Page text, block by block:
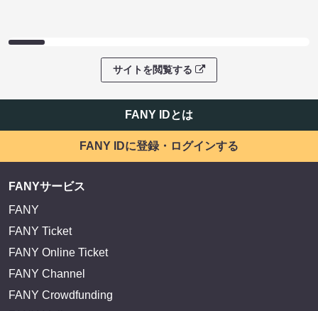
サイトを閲覧する
FANY IDとは
FANY IDに登録・ログインする
FANYサービス
FANY
FANY Ticket
FANY Online Ticket
FANY Channel
FANY Crowdfunding